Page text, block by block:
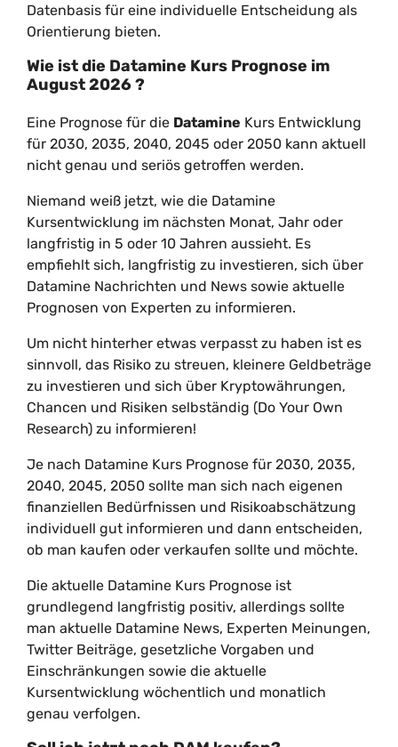
Datenbasis für eine individuelle Entscheidung als
Orientierung bieten.
Wie ist die Datamine Kurs Prognose im
August2026?
Eine Prognose für die Datamine Kurs Entwicklung
für 2030, 2035, 2040, 2045 oder 2050 kann aktuell
nicht genau und seriös getroffen werden.
Niemand weiß jetzt, wie die Datamine
Kursentwicklung im nächsten Monat, Jahr oder
langfristig in 5 oder 10 Jahren aussieht. Es
empfiehlt sich, langfristig zu investieren, sich über
Datamine Nachrichten und News sowie aktuelle
Prognosen von Experten zu informieren.
Um nicht hinterher etwas verpasst zu haben ist es
sinnvoll, das Risiko zu streuen, kleinere Geldbeträge
zu investieren und sich über Kryptowährungen,
Chancen und Risiken selbständig (Do Your Own
Research) zu informieren!
Je nach Datamine Kurs Prognose für 2030, 2035,
2040, 2045, 2050 sollte man sich nach eigenen
finanziellen Bedürfnissen und Risikoabschätzung
individuell gut informieren und dann entscheiden,
ob man kaufen oder verkaufen sollte und möchte.
Die aktuelle Datamine Kurs Prognose ist
grundlegend langfristig positiv, allerdings sollte
man aktuelle Datamine News, Experten Meinungen,
Twitter Beiträge, gesetzliche Vorgaben und
Einschränkungen sowie die aktuelle
Kursentwicklung wöchentlich und monatlich
genau verfolgen.